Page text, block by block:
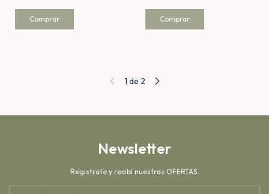
1 de 2
Newsletter
Registrate y recibí nuestras OFERTAS.